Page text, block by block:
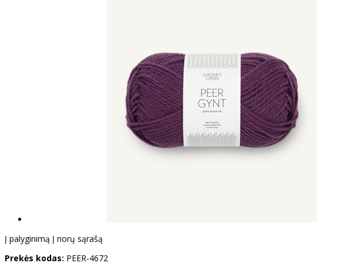
Į palyginimą Į norų sąrašą
Prekės kodas: PEER-4672